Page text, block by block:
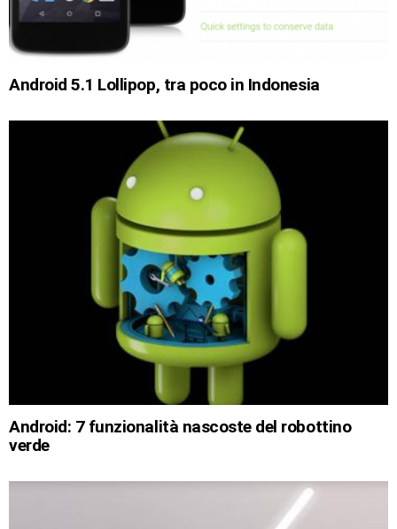
Android 5.1 Lollipop, tra poco in Indonesia
Android: 7 funzionalità nascoste del robottino
verde